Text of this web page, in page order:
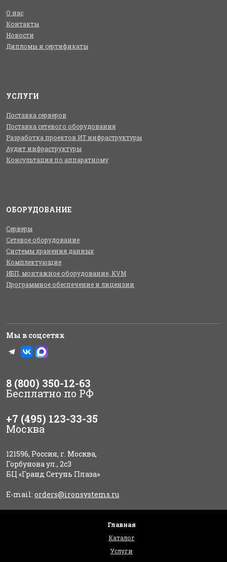
О нас
Контакты
Новости
Дипломы и сертификаты
УСЛУГИ
Поставка серверов
Поставка сетевого оборудования
Разработка проектов ИТ инфраструктуры
Аудит инфраструктуры
Консультация по аппаратному
ОБОРУДОВАНИЕ
Серверы
Сетевое оборудование
Системы хранения данных
Комплектующие
ИБП, монтажное оборудование, KVM
Программное обеспечение и лицензии
Мы в соцсетях
8 (800) 350-12-63
Бесплатно по РФ
+7 (495) 123-33-35
Москва
121596, Россия, г. Москва,
Горбунова ул., 2с3
БЦ «Гранд Сетунь Плаза»
E-mail: orders@ironsystems.ru
Главная
Каталог
Услуги